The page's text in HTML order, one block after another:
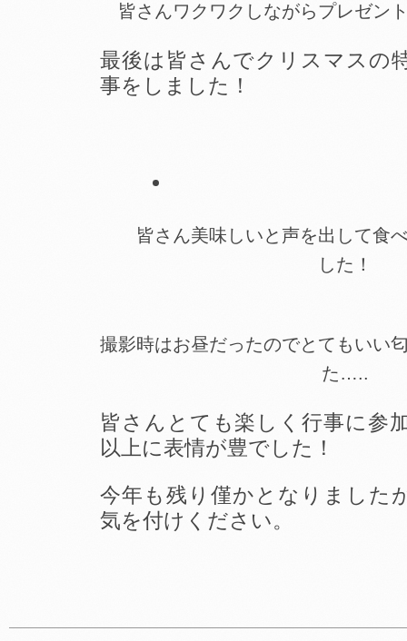
皆さんワクワクしながらプレゼン
最後は皆さんでクリスマスの
事をしました！
皆さん美味しいと声を出して食
した！
撮影時はお昼だったのでとてもいい
た…..
皆さんとても楽しく行事に参
以上に表情が豊でした！
今年も残り僅かとなりました
気を付けください。